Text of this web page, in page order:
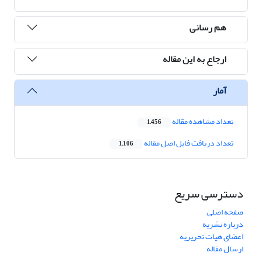
هم رسانی
ارجاع به این مقاله
آمار
تعداد مشاهده مقاله 1,456
تعداد دریافت فایل اصل مقاله 1,106
دسترسی سریع
صفحه اصلی
درباره نشریه
اعضای هیات تحریریه
ارسال مقاله